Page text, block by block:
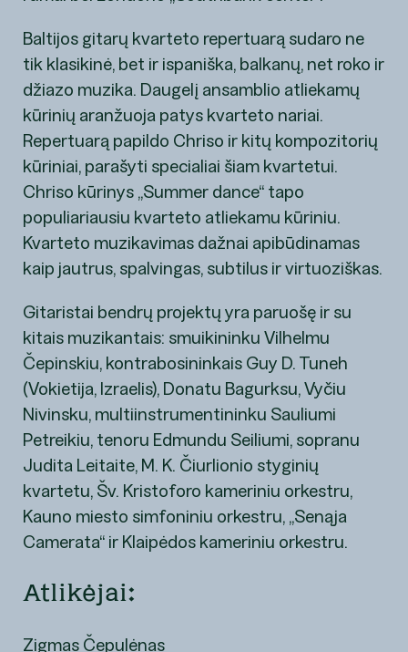
Baltijos gitarų kvarteto repertuarą sudaro ne
tik klasikinė, bet ir ispaniška, balkanų, net roko ir
džiazo muzika. Daugelį ansamblio atliekamų
kūrinių aranžuoja patys kvarteto nariai.
Repertuarą papildo Chriso ir kitų kompozitorių
kūriniai, parašyti specialiai šiam kvartetui.
Chriso kūrinys „Summer dance“ tapo
populiariausiu kvarteto atliekamu kūriniu.
Kvarteto muzikavimas dažnai apibūdinamas
kaip jautrus, spalvingas, subtilus ir virtuoziškas.
Gitaristai bendrų projektų yra paruošę ir su
kitais muzikantais: smuikininku Vilhelmu
Čepinskiu, kontrabosininkais Guy D. Tuneh
(Vokietija, Izraelis), Donatu Bagurksu, Vyčiu
Nivinsku, multiinstrumentininku Sauliumi
Petreikiu, tenoru Edmundu Seiliumi, sopranu
Judita Leitaite, M. K. Čiurlionio styginių
kvartetu, Šv. Kristoforo kameriniu orkestru,
Kauno miesto simfoniniu orkestru, „Senąja
Camerata“ ir Klaipėdos kameriniu orkestru.
Atlikėjai:
Zigmas Čepulėnas